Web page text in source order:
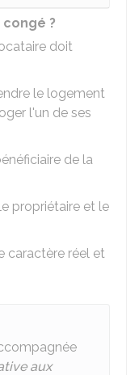
?
doit
le logement
l'un de ses
de la
propriétaire et le
caractère réel et
aux